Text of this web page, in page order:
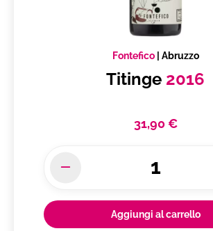
Fontefico| Abruzzo
Titinge 2016
31,90 €
Aggiungi al carrello